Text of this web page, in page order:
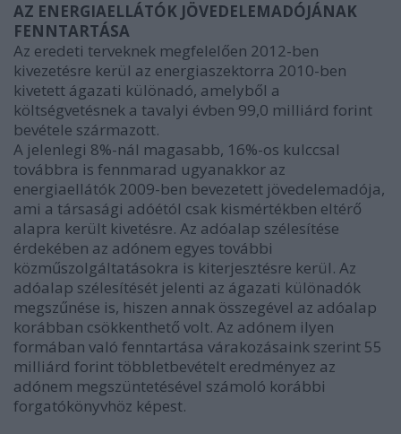
AZ ENERGIAELLÁTÓK JÖVEDELEMADÓJÁNAK
FENNTARTÁSA
Az eredeti terveknek megfelelően 2012-ben
kivezetésre kerül az energiaszektorra 2010-ben
kivetett ágazati különadó, amelyből a
költségvetésnek a tavalyi évben 99,0 milliárd forint
bevétele származott.
A jelenlegi 8%-nál magasabb, 16%-os kulccsal
továbbra is fennmarad ugyanakkor az
energiaellátók 2009-ben bevezetett jövedelemadója,
ami a társasági adóétól csak kismértékben eltérő
alapra került kivetésre. Az adóalap szélesítése
érdekében az adónem egyes további
közműszolgáltatásokra is kiterjesztésre kerül. Az
adóalap szélesítését jelenti az ágazati különadók
megszűnése is, hiszen annak összegével az adóalap
korábban csökkenthető volt. Az adónem ilyen
formában való fenntartása várakozásaink szerint 55
milliárd forint többletbevételt eredményez az
adónem megszüntetésével számoló korábbi
forgatókönyvhöz képest.